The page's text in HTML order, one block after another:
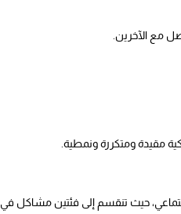
مع الآخرين.
مقيدة ومتكررة ونمطية.
اللغة والتفاعل الاجتماعي، حيث تنقسم إلى فئتين مشاكل في